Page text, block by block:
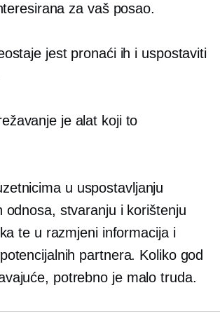
za vaš posao.
jest pronaći ih i uspostaviti
je alat koji to
u uspostavljanju
odnosa, stvaranju i korištenju
te u razmjeni informacija i
partnera. Koliko god
potrebno je malo truda.